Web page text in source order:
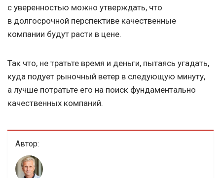
с уверенностью можно утверждать, что
в долгосрочной перспективе качественные
компании будут расти в цене.
Так что, не тратьте время и деньги, пытаясь угадать,
куда подует рыночный ветер в следующую минуту,
а лучше потратьте его на поиск фундаментально
качественных компаний.
Автор: